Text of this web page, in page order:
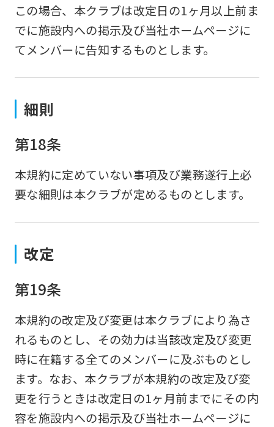
この場合、本クラブは改定日の1ヶ月以上前ま
でに施設内への掲示及び当社ホームページに
てメンバーに告知するものとします。
細則
第18条
本規約に定めていない事項及び業務遂行上必
要な細則は本クラブが定めるものとします。
改定
第19条
本規約の改定及び変更は本クラブにより為さ
れるものとし、その効力は当該改定及び変更
時に在籍する全てのメンバーに及ぶものとし
ます。なお、本クラブが本規約の改定及び変
更を行うときは改定日の1ヶ月前までにその内
容を施設内への掲示及び当社ホームページに